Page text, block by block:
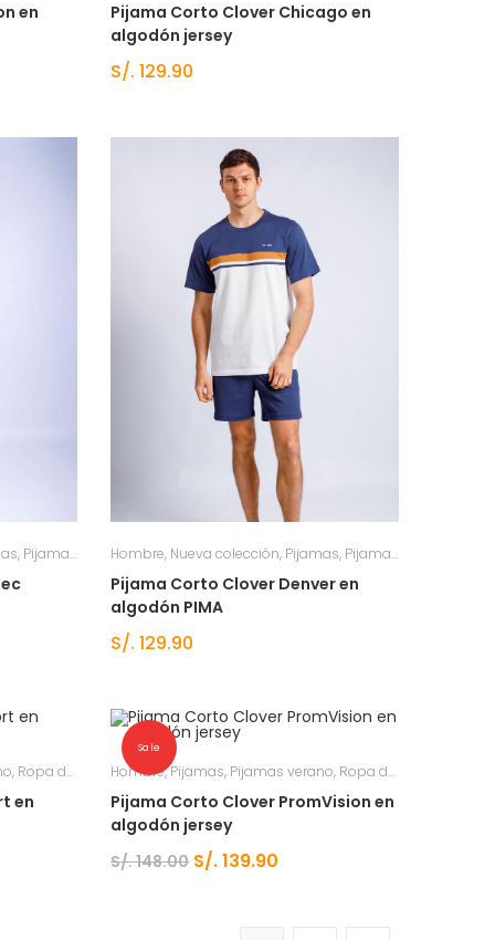
en
Pijama Corto Clover Chicago en
algodón jersey
S/. 129.90
de dormir hombre
, Pijamas verano ,Ropa de dormir hombre,Ropa de dormir hombre
Hombre, Nueva colección, Pijamas, Pijamas verano
Pijama Corto Clover Denver en
algodón PIMA
S/. 129.90
, Ropa de dormir hombre ,Ropa de dormir hombre
en
Sale
Hombre,Pijamas, Pijamas verano, Ropa de dormir hombre
Pijama Corto Clover PromVision en
algodón jersey
S/.148.00 S/.139.90